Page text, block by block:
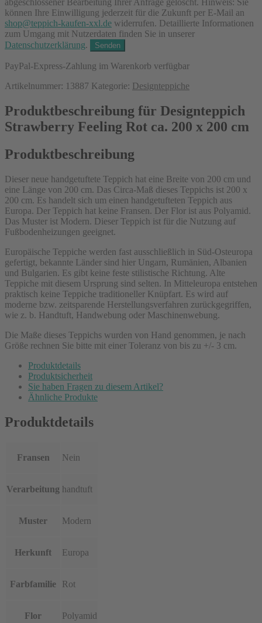
abgeschlossener Bearbeitung Ihrer Anfrage gelöscht. Hinweis: Sie
können Ihre Einwilligung jederzeit für die Zukunft per E-Mail an
shop@teppich-kaufen-xxl.de widerrufen. Detaillierte Informationen
zum Umgang mit Nutzerdaten finden Sie in unserer
Datenschutzerklärung.
PayPal-Express-Zahlung im Warenkorb verfügbar
Artikelnummer: 13887 Kategorie: Designteppiche
Produktbeschreibung für Designteppich
Strawberry Feeling Rot ca. 200 x 200 cm
Produktbeschreibung
Dieser neue handgetuftete Teppich hat eine Breite von 200 cm und
eine Länge von 200 cm. Das Circa-Maß dieses Teppichs ist 200 x
200 cm. Es handelt sich um einen handgetufteten Teppich aus
Europa. Der Teppich hat keine Fransen. Der Flor ist aus Polyamid.
Das Muster ist Modern. Dieser Teppich ist für die Nutzung auf
Fußbodenheizungen geeignet.
Europäische Teppiche werden fast ausschließlich in Süd-Osteuropa
gefertigt, bekannte Länder sind hier Ungarn, Rumänien, Albanien
und Bulgarien. Es gibt keine feste stilistische Richtung. Alte
Teppiche mit diesem Ursprung sind selten. In Mitteleuropa entstehen
praktisch keine Teppiche traditioneller Knüpfart. Es wird auf
moderne bzw. zeitsparende Herstellungsverfahren zurückgegriffen,
wie z. b. Handtuft, Handwebung oder Maschinenwebung.
Die Maße dieses Teppichs wurden von Hand genommen, je nach
Größe rechnen Sie bitte mit einer Toleranz von bis zu +/- 3 cm.
Produktdetails
Produktsicherheit
Sie haben Fragen zu diesem Artikel?
Ähnliche Produkte
Produktdetails
Fransen Nein
Verarbeitung handtuft
Muster Modern
Herkunft Europa
Farbfamilie Rot
Flor Polyamid